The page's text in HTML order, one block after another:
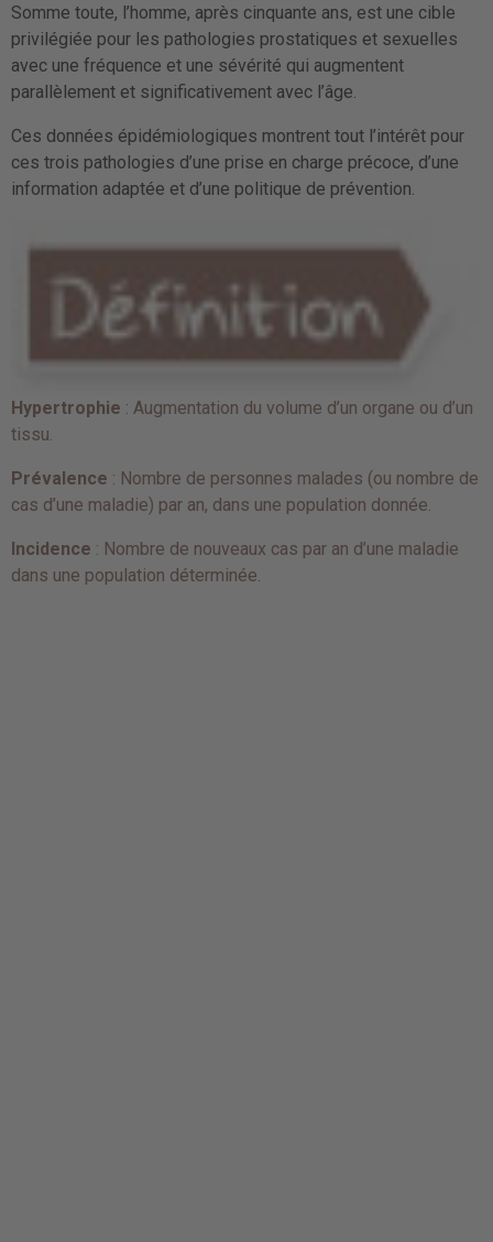
Somme toute, l’homme, après cinquante ans, est une cible
privilégiée pour les pathologies prostatiques et sexuelles
avec une fréquence et une sévérité qui augmentent
parallèlement et significativement avec l’âge.
Ces données épidémiologiques montrent tout l’intérêt pour
ces trois pathologies d’une prise en charge précoce, d’une
information adaptée et d’une politique de prévention.
Hypertrophie : Augmentation du volume d’un organe ou d’un
tissu.
Prévalence : Nombre de personnes malades (ou nombre de
cas d’une maladie) par an, dans une population donnée.
Incidence : Nombre de nouveaux cas par an d’une maladie
dans une population déterminée.